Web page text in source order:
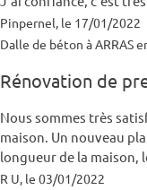
Pinpernel, le 17/01/2022
Dalle de béton à ARRAS
Rénovation de
Nous sommes très
maison. Un nouveau
longueur de la maison,
R U, le 03/01/2022